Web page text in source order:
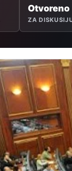
Otvoreno
ZA